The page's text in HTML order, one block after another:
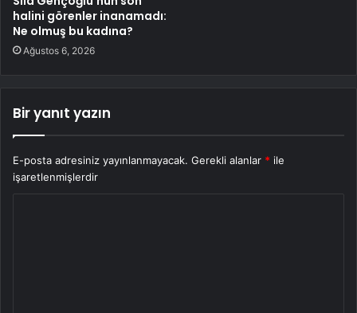
halini görenler inanamadı:
Ne olmuş bu kadına?
Ağustos 6, 2026
Bir yanıt yazın
E-posta adresiniz yayınlanmayacak. Gerekli alanlar * ile
işaretlenmişlerdir